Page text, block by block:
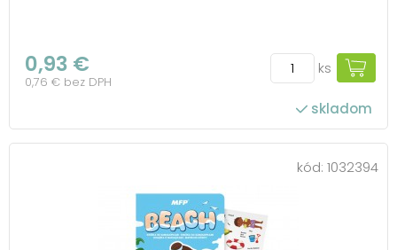
0,93 €
0,76 € bez DPH
ks
skladom
kód: 1032394